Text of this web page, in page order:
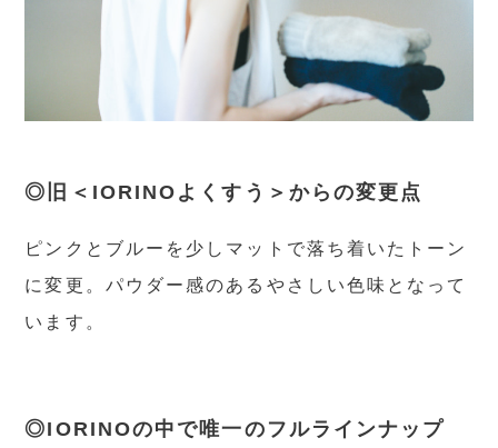
◎旧＜IORINOよくすう＞からの変更点
ピンクとブルーを少しマットで落ち着いたトーン
に変更。パウダー感のあるやさしい色味となって
います。
◎IORINOの中で唯一のフルラインナップ